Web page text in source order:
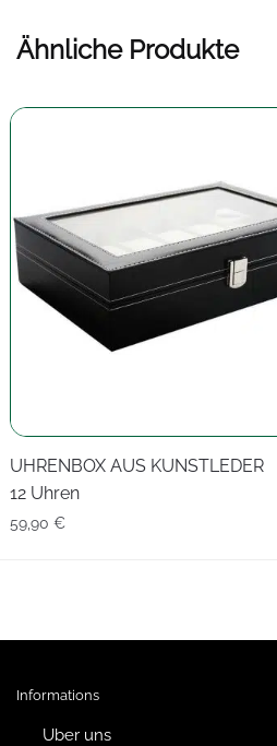
Ähnliche Produkte
UHRENBOX AUS KUNSTLEDER
12 Uhren
59,90 €
Informations
Uber uns